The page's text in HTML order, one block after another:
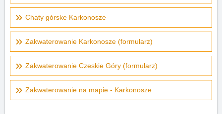
Chaty górske Karkonosze
Zakwaterowanie Karkonosze (formularz)
Zakwaterowanie Czeskie Góry (formularz)
Zakwaterowanie na mapie - Karkonosze